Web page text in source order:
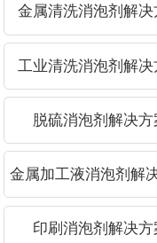
金属清洗消泡剂解决
工业清洗消泡剂解决
脱硫消泡剂解决方
金属加工液消泡剂解
印刷消泡剂解决方